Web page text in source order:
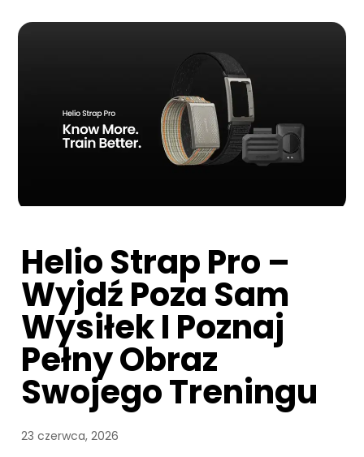
Helio Strap Pro –
Wyjdź Poza Sam
Wysiłek I Poznaj
Pełny Obraz
Swojego Treningu
23 czerwca, 2026